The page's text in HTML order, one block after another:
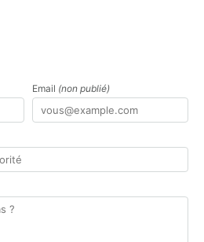
Email (non publié)